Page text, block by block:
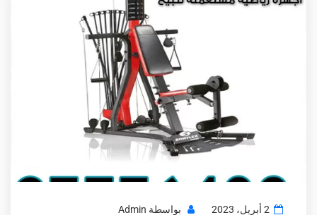
2 أبريل، 2023 بواسطة Admin